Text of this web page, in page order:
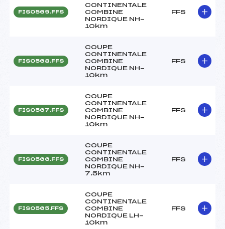
FIS0569.FFS
CONTINENTALE
COMBINE
NORDIQUE NH-
10km
FFS
FIS0568.FFS
COUPE
CONTINENTALE
COMBINE
NORDIQUE NH-
10km
FFS
FIS0567.FFS
COUPE
CONTINENTALE
COMBINE
NORDIQUE NH-
10km
FFS
FIS0566.FFS
COUPE
CONTINENTALE
COMBINE
NORDIQUE NH-
7.5km
FFS
FIS0565.FFS
COUPE
CONTINENTALE
COMBINE
NORDIQUE LH-
10km
FFS